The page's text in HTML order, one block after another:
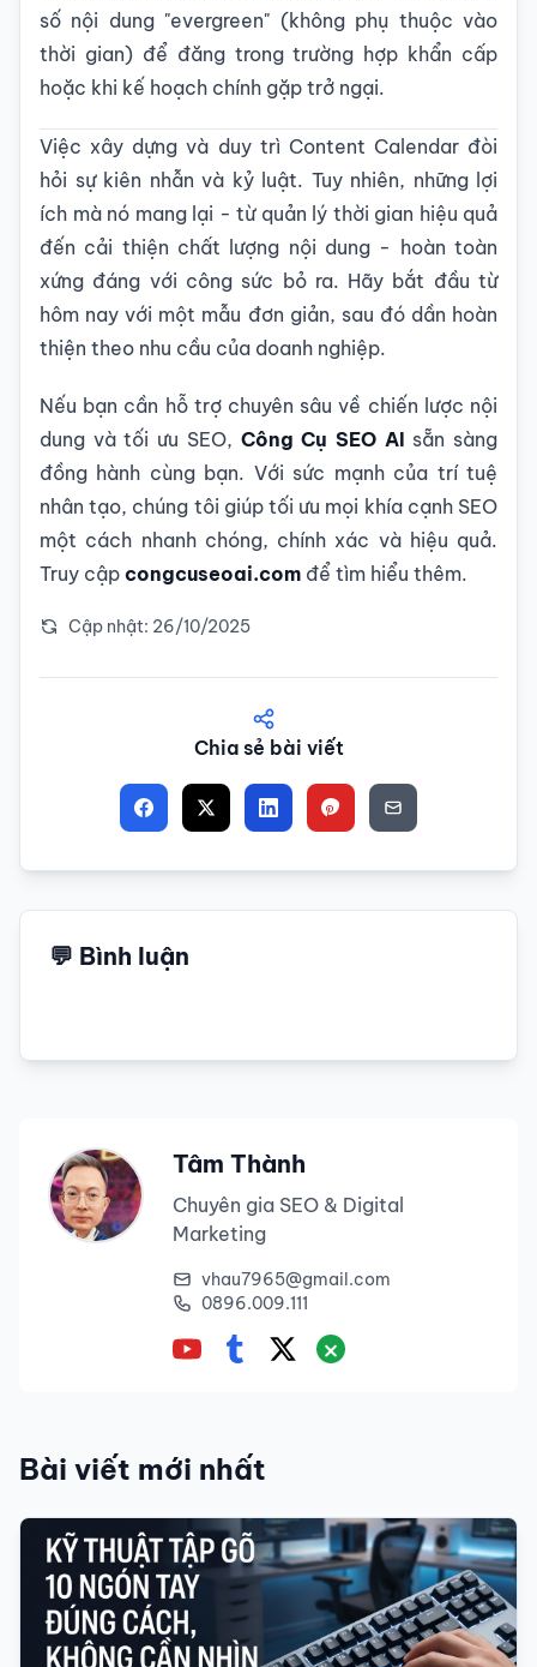
số nội dung "evergreen" (không phụ thuộc vào
thời gian) để đăng trong trường hợp khẩn cấp
hoặc khi kế hoạch chính gặp trở ngại.
Việc xây dựng và duy trì Content Calendar đòi
hỏi sự kiên nhẫn và kỷ luật. Tuy nhiên, những lợi
ích mà nó mang lại - từ quản lý thời gian hiệu quả
đến cải thiện chất lượng nội dung - hoàn toàn
xứng đáng với công sức bỏ ra. Hãy bắt đầu từ
hôm nay với một mẫu đơn giản, sau đó dần hoàn
thiện theo nhu cầu của doanh nghiệp.
Nếu bạn cần hỗ trợ chuyên sâu về chiến lược nội
dung và tối ưu SEO, Công Cụ SEO AI sẵn sàng
đồng hành cùng bạn. Với sức mạnh của trí tuệ
nhân tạo, chúng tôi giúp tối ưu mọi khía cạnh SEO
một cách nhanh chóng, chính xác và hiệu quả.
Truy cập congcuseoai.com để tìm hiểu thêm.
Cập nhật: 26/10/2025
Chia sẻ bài viết
💬 Bình luận
Tâm Thành
Chuyên gia SEO & Digital
Marketing
vhau7965@gmail.com
0896.009.111
Bài viết mới nhất